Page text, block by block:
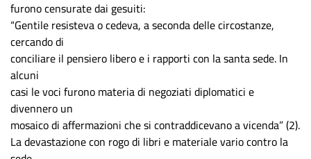
furono censurate dai gesuiti:
“Gentile resisteva o cedeva, a seconda delle circostanze,
cercando di
conciliare il pensiero libero e i rapporti con la santa sede. In
alcuni
casi le voci furono materia di negoziati diplomatici e
divennero un
mosaico di affermazioni che si contraddicevano a vicenda” (2).
La devastazione con rogo di libri e materiale vario contro la